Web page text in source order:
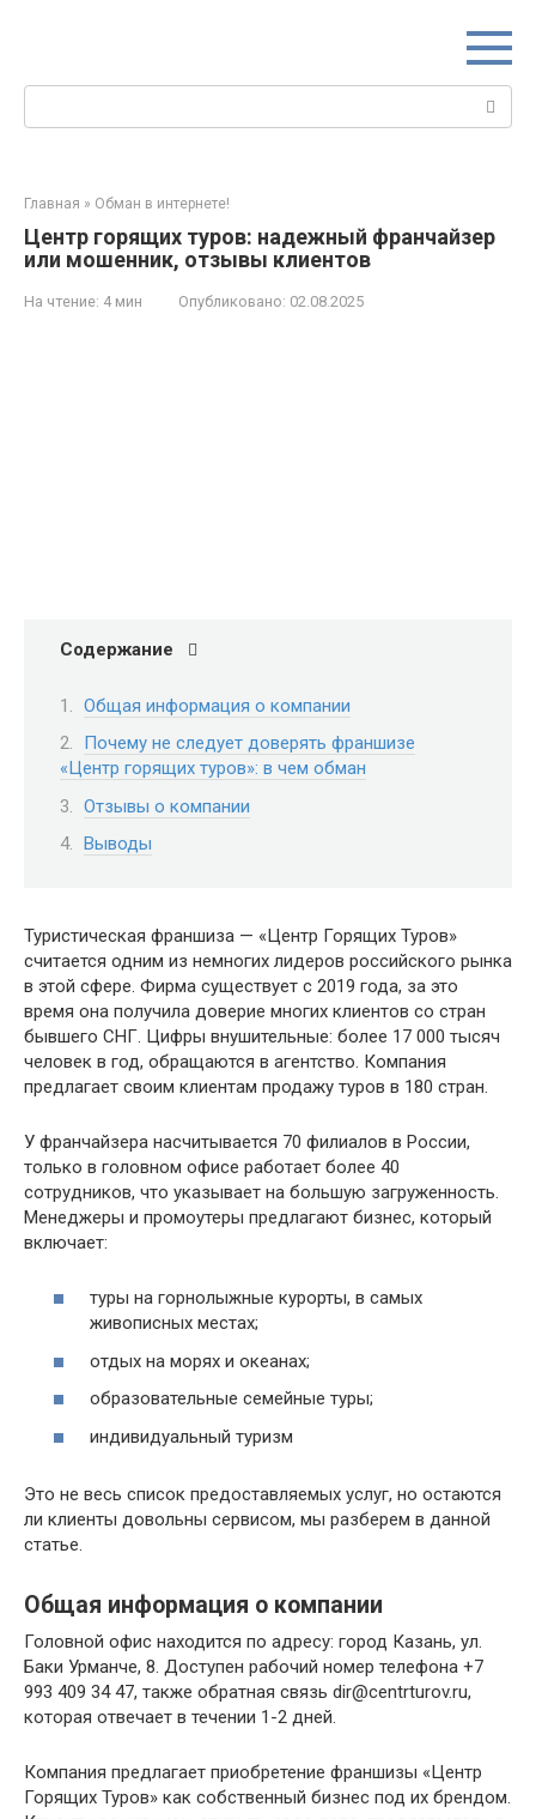
Поиск:
Главная » Обман в интернете!
Центр горящих туров: надежный франчайзер
или мошенник, отзывы клиентов
На чтение: 4 мин Опубликовано: 02.08.2025
Содержание
Общая информация о компании
Почему не следует доверять франшизе
«Центр горящих туров»: в чем обман
Отзывы о компании
Выводы
Туристическая франшиза — «Центр Горящих Туров»
считается одним из немногих лидеров российского рынка
в этой сфере. Фирма существует с 2019 года, за это
время она получила доверие многих клиентов со стран
бывшего СНГ. Цифры внушительные: более 17 000 тысяч
человек в год, обращаются в агентство. Компания
предлагает своим клиентам продажу туров в 180 стран.
У франчайзера насчитывается 70 филиалов в России,
только в головном офисе работает более 40
сотрудников, что указывает на большую загруженность.
Менеджеры и промоутеры предлагают бизнес, который
включает:
туры на горнолыжные курорты, в самых
живописных местах;
отдых на морях и океанах;
образовательные семейные туры;
индивидуальный туризм
Это не весь список предоставляемых услуг, но остаются
ли клиенты довольны сервисом, мы разберем в данной
статье.
Общая информация о компании
Головной офис находится по адресу: город Казань, ул.
Баки Урманче, 8. Доступен рабочий номер телефона +7
993 409 34 47, также обратная связь dir@centrturov.ru,
которая отвечает в течении 1-2 дней.
Компания предлагает приобретение франшизы «Центр
Горящих Туров» как собственный бизнес под их брендом.